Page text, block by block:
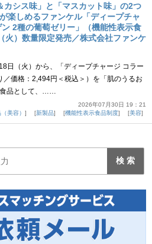
カシス味」と「マスカット味」の2つ
楽しめるファンケル「ディープチャ
2種の葡萄ゼリー」（機能性表示食
火）数量限定発売／株式会社ファンケ
日（火）から、「ディープチャージ コラー
価格：2,494円＜税込＞）を「肌のうるお
食品として、……
2026年07月30日 19：21
美容） 新製品 機能性表示食品制度 美容